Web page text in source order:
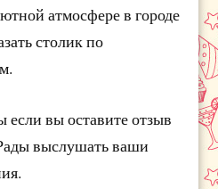
атмосфере в городе
столик по
вы оставите отзыв
выслушать ваши